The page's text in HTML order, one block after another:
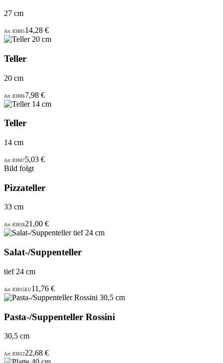
27 cm
Art. 83805 14,28 €
Teller
20 cm
Art. 838067,98 €
Teller
14 cm
Art. 838075,03 €
Bild folgt
Pizzateller
33 cm
Art. 8381821,00 €
Salat-/Suppenteller
tief 24 cm
Art. 83815EU11,76 €
Pasta-/Suppenteller Rossini
30,5 cm
Art. 83812 22,68 €